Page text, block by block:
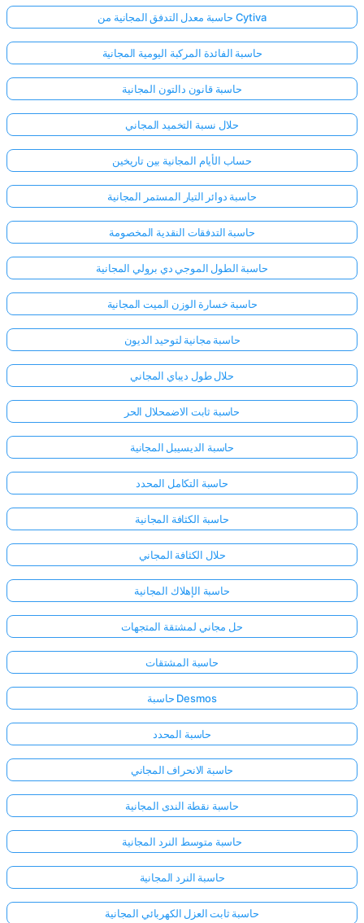
حاسبة معدل التدفق المجانية من Cytiva
حاسبة الفائدة المركبة اليومية المجانية
حاسبة قانون دالتون المجانية
حلال نسبة التخميد المجاني
حساب الأيام المجانية بين تاريخين
حاسبة دوائر التيار المستمر المجانية
حاسبة التدفقات النقدية المخصومة
حاسبة الطول الموجي دي برولي المجانية
حاسبة خسارة الوزن الميت المجانية
حاسبة مجانية لتوحيد الديون
حلال طول ديباي المجاني
حاسبة ثابت الاضمحلال الحر
حاسبة الديسيبل المجانية
حاسبة التكامل المحدد
حاسبة الكثافة المجانية
حلال الكثافة المجاني
حاسبة الإهلاك المجانية
حل مجاني لمشتقة المتجهات
حاسبة المشتقات
حاسبة Desmos
حاسبة المحدد
حاسبة الانحراف المجاني
حاسبة نقطة الندى المجانية
حاسبة متوسط النرد المجانية
حاسبة النرد المجانية
حاسبة ثابت العزل الكهربائي المجانية